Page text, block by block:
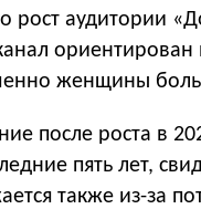
рост аудитории
женщины
после роста в
пять лет,
также из-за